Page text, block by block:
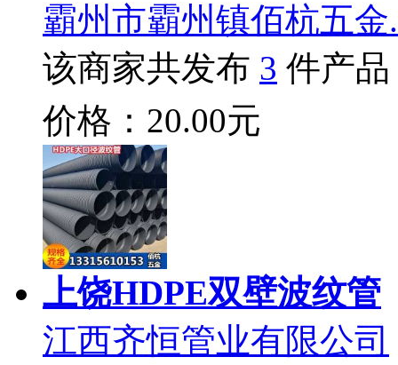
霸州市霸州镇佰杭五金
该商家共发布 3 件产品
价格：20.00元
上饶HDPE双壁波纹管
江西齐恒管业有限公司